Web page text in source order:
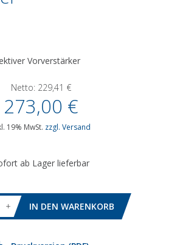
Vorverstärker
Netto: 229,41 €
273,00 €
19% MwSt. zzgl. Versand
ab Lager lieferbar
+